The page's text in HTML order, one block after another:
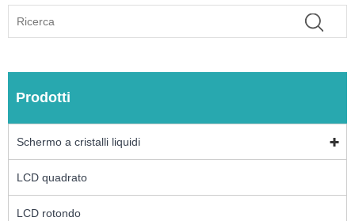
Prodotti
Schermo a cristalli liquidi
LCD quadrato
LCD rotondo